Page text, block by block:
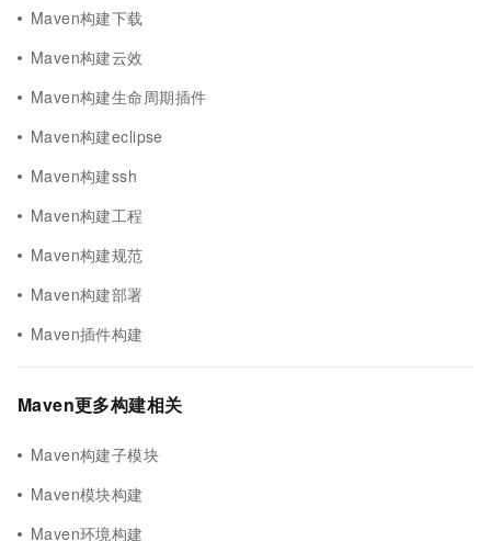
Maven构建下载
Maven构建云效
Maven构建生命周期插件
Maven构建eclipse
Maven构建ssh
Maven构建工程
Maven构建规范
Maven构建部署
Maven插件构建
Maven更多构建相关
Maven构建子模块
Maven模块构建
Maven环境构建